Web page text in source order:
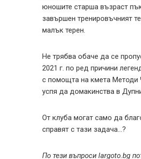
юношите старша възраст
завършен тренировъчният
малък терен.
Не трябва обаче да се
2021 г. по ред причини
с помощта на кмета Методи
успя да домакинства в
От клуба могат само да
справят с тази задача…?
По тези въпроси largoto.bg